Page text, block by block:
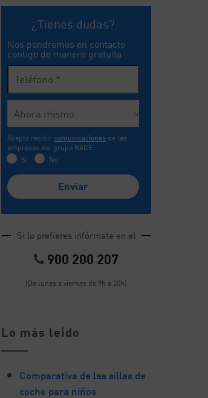
¿Tienes dudas?
Nos pondremos en contacto
contigo de manera gratuita.
Acepto recibir comunicaciones de las
empresas del grupo RACE
Sí
No
Si lo prefieres infórmate en el
900 200 207
(De lunes a viernes de 9h a 20h)
Lo más leído
Comparativa de las sillas de
coche para niños